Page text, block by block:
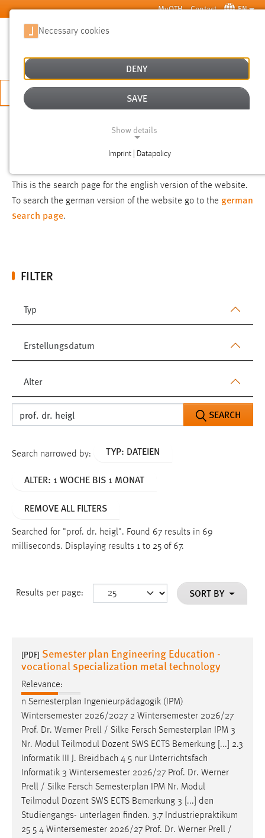
Skip to main content MyOTH Contact EN
APPLY NOW
This is the search page for the english version of the website.
To search the german version of the website go to the german
search page.
FILTER
Typ
Erstellungsdatum
Alter
SEARCH
Search narrowed by: TYP: DATEIEN
ALTER: 1 WOCHE BIS 1 MONAT
REMOVE ALL FILTERS
Searched for "prof. dr. heigl". Found 67 results in 69
milliseconds. Displaying results 1 to 25 of 67.
Results per page: SORT BY
[PDF] Semester plan Engineering Education -
vocational specialization metal technology
Relevance:
n Semesterplan Ingenieurpädagogik (IPM)
Wintersemester 2026/2027 2 Wintersemester 2026/27
Prof. Dr. Werner Prell / Silke Fersch Semesterplan IPM 3
Nr. Modul Teilmodul Dozent SWS ECTS Bemerkung [...] 2.3
Informatik III J. Breidbach 4 5 nur Unterrichtsfach
Informatik 3 Wintersemester 2026/27 Prof. Dr. Werner
Prell / Silke Fersch Semesterplan IPM Nr. Modul
Teilmodul Dozent SWS ECTS Bemerkung 3 [...] den
Studiengangs- unterlagen finden. 3.7 Industriepraktikum
25 5 4 Wintersemester 2026/27 Prof. Dr. Werner Prell /
Necessary cookies
DENY
SAVE
Show details
Imprint | Datapolicy